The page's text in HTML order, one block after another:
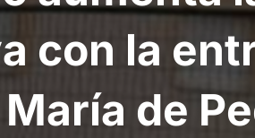
con la
María de